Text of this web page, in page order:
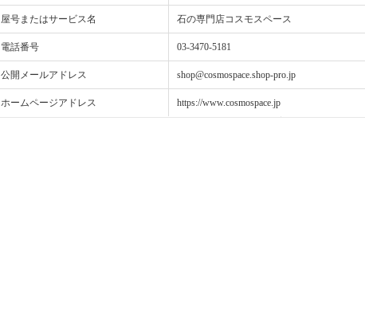
屋号またはサービス名 石の専門店コスモスペース
電話番号 03-3470-5181
公開メールアドレス shop@cosmospace.shop-pro.jp
ホームページアドレス https://www.cosmospace.jp